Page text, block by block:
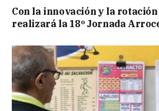
Con la innovación y la rotación
realizará la 18º Jornada